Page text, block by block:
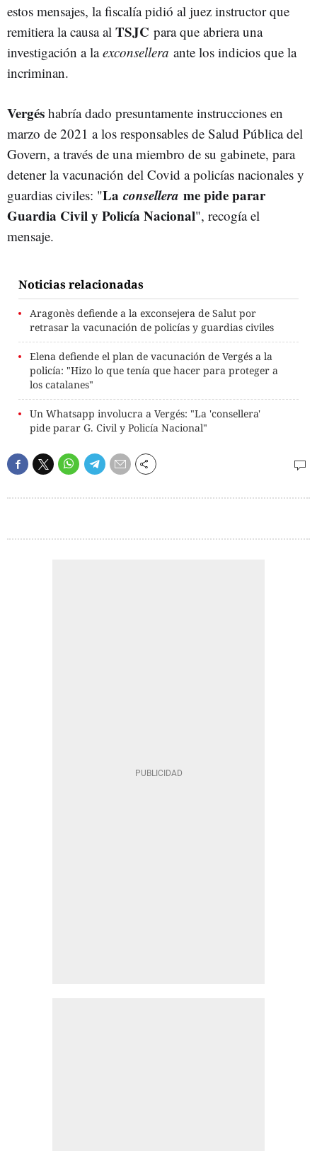
estos mensajes, la fiscalía pidió al juez instructor que
remitiera la causa al TSJC para que abriera una
investigación a laexconsellera ante los indicios que la
incriminan.
Vergés habría dado presuntamente instrucciones en
marzo de 2021 a los responsables de Salud Pública del
Govern, a través de una miembro de su gabinete, para
detener la vacunación del Covid a policías nacionales y
guardias civiles: "La consellera me pide parar
Guardia Civil y Policía Nacional", recogía el
mensaje.
Noticias relacionadas
Aragonès defiende a la exconsejera de Salut por
retrasar la vacunación de policías y guardias civiles
Elena defiende el plan de vacunación de Vergés a la
policía: "Hizo lo que tenía que hacer para proteger a
los catalanes"
Un Whatsapp involucra a Vergés: "La 'consellera'
pide parar G. Civil y Policía Nacional"